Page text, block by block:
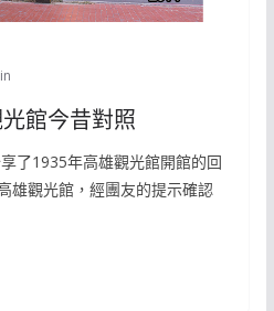
館今昔對照
了1935年高雄觀光館開館的回
雄觀光館，經團友的提示確認